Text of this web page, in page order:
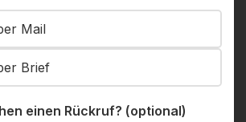
Mail
Brief
einen Rückruf? (optional)